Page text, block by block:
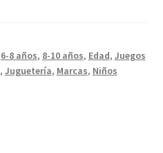
6-8 años, 8-10 años, Edad, Juegos
, Juguetería, Marcas, Niños